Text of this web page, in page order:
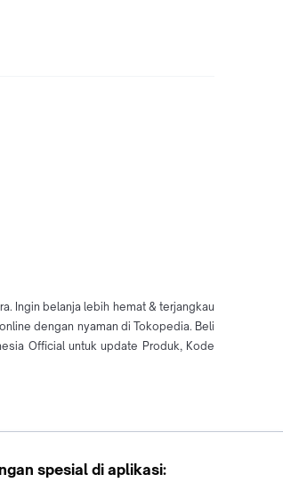
Ingin belanja lebih hemat & terjangkau
dengan nyaman di Tokopedia. Beli
Official untuk update Produk, Kode
spesial di aplikasi: